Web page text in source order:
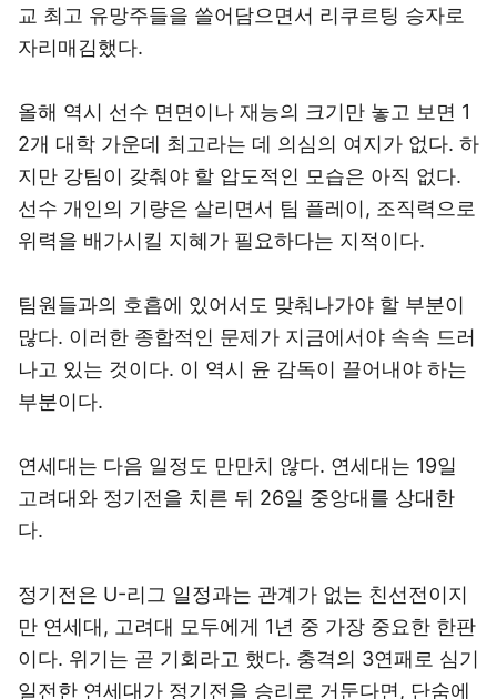
교 최고 유망주들을 쓸어담으면서 리쿠르팅 승자로
자리매김했다.
올해 역시 선수 면면이나 재능의 크기만 놓고 보면 1
2개 대학 가운데 최고라는 데 의심의 여지가 없다. 하
지만 강팀이 갖춰야 할 압도적인 모습은 아직 없다.
선수 개인의 기량은 살리면서 팀 플레이, 조직력으로
위력을 배가시킬 지혜가 필요하다는 지적이다.
팀원들과의 호흡에 있어서도 맞춰나가야 할 부분이
많다. 이러한 종합적인 문제가 지금에서야 속속 드러
나고 있는 것이다. 이 역시 윤 감독이 끌어내야 하는
부분이다.
연세대는 다음 일정도 만만치 않다. 연세대는 19일
고려대와 정기전을 치른 뒤 26일 중앙대를 상대한
다.
정기전은 U-리그 일정과는 관계가 없는 친선전이지
만 연세대, 고려대 모두에게 1년 중 가장 중요한 한판
이다. 위기는 곧 기회라고 했다. 충격의 3연패로 심기
일전한 연세대가 정기전을 승리로 거둔다면, 단숨에